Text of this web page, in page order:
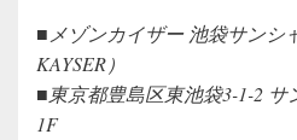
■メゾンカイザー 池袋サンシ
KAYSER）
■東京都豊島区東池袋3-1-2
1F